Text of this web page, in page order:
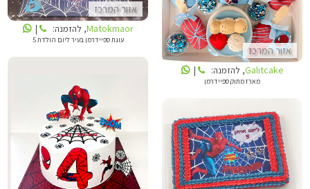
אזור המרכז
Matokmaor, להזמנה: |
עוגת ספיידרמן בעיר ליום הולדת 5
אזור המרכז
Galitcake, להזמנה: |
מארז מתוק ספיידרמן
GALITCAKE
העוגות של דנוש